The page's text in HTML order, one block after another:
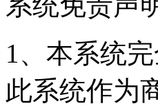
1、本系统
此系统作为